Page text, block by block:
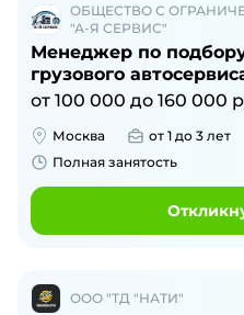
ОБЩЕСТВО С
"А-Я СЕРВИС"
Менеджер по
грузового
от 100 000 до 160 000
Москва от 1 до 3 лет
Полная занятость
ООО "ТД "НАТИ"